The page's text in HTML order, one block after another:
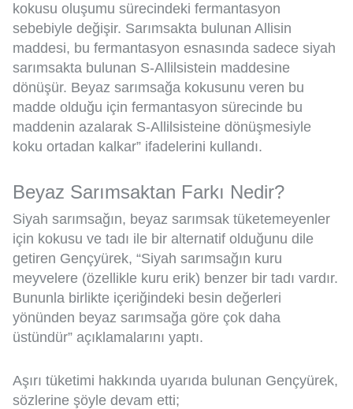
kokusu oluşumu sürecindeki fermantasyon
sebebiyle değişir. Sarımsakta bulunan Allisin
maddesi, bu fermantasyon esnasında sadece siyah
sarımsakta bulunan S-Allilsistein maddesine
dönüşür. Beyaz sarımsağa kokusunu veren bu
madde olduğu için fermantasyon sürecinde bu
maddenin azalarak S-Allilsisteine dönüşmesiyle
koku ortadan kalkar” ifadelerini kullandı.
Beyaz Sarımsaktan Farkı Nedir?
Siyah sarımsağın, beyaz sarımsak tüketemeyenler
için kokusu ve tadı ile bir alternatif olduğunu dile
getiren Gençyürek, “Siyah sarımsağın kuru
meyvelere (özellikle kuru erik) benzer bir tadı vardır.
Bununla birlikte içeriğindeki besin değerleri
yönünden beyaz sarımsağa göre çok daha
üstündür” açıklamalarını yaptı.
Aşırı tüketimi hakkında uyarıda bulunan Gençyürek,
sözlerine şöyle devam etti;